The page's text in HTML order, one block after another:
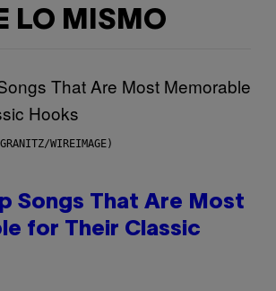
LO MISMO
WIREIMAGE)
Songs That Are Most
for Their Classic